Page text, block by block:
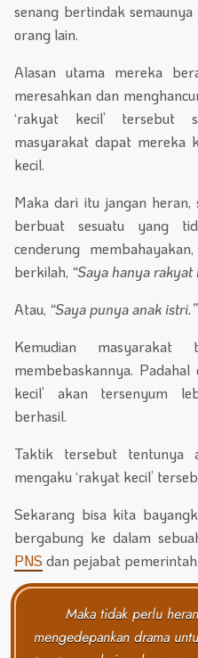
senang bertindak
orang lain.
Alasan utama mereka
meresahkan dan
‘rakyat kecil’ tersebut
masyarakat dapat mereka
kecil.
Maka dari itu jangan
berbuat sesuatu yang
cenderung
berkilah, “Saya hanya rakyat
Atau, “Saya punya anak istri.”
Kemudian masyarakat
membebaskannya.
kecil’ akan tersenyum
berhasil.
Taktik tersebut tentunya
mengaku ‘rakyat kecil’
Sekarang bisa kita
bergabung ke dalam
PNS dan pejabat pemerintah.
Maka tidak perlu
mengedepankan drama